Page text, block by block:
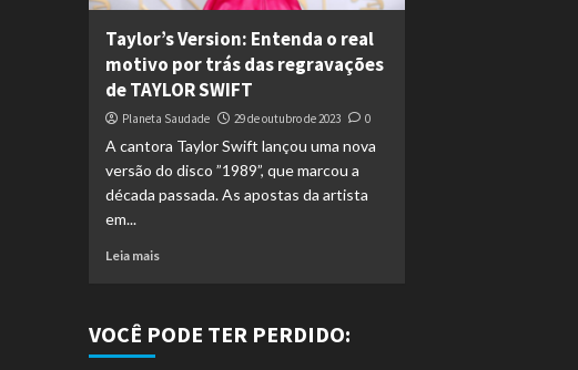
Taylor’s Version: Entenda o real
motivo por trás das regravações
de TAYLOR SWIFT
Planeta Saudade 29 de outubro de 2023 0
A cantora Taylor Swift lançou uma nova
versão do disco ”1989”, que marcou a
década passada. As apostas da artista
em...
Leia mais
VOCÊ PODE TER PERDIDO: